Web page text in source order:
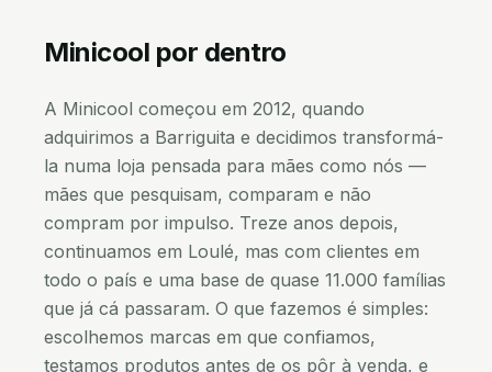
Minicool por dentro
A Minicool começou em 2012, quando
adquirimos a Barriguita e decidimos transformá-
la numa loja pensada para mães como nós —
mães que pesquisam, comparam e não
compram por impulso. Treze anos depois,
continuamos em Loulé, mas com clientes em
todo o país e uma base de quase 11.000 famílias
que já cá passaram. O que fazemos é simples:
escolhemos marcas em que confiamos,
testamos produtos antes de os pôr à venda, e